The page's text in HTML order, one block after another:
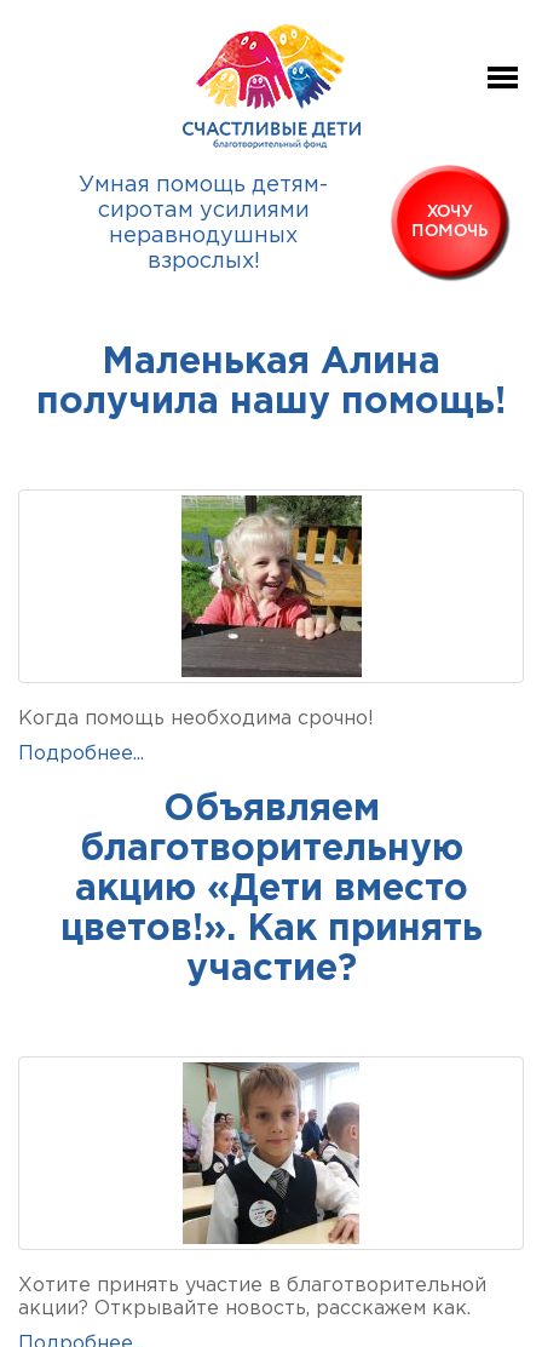
Умная помощь детям-
сиротам усилиями
неравнодушных
взрослых!
ХОЧУ
ПОМОЧЬ
Маленькая Алина
получила нашу помощь!
Когда помощь необходима срочно!
Подробнее...
Объявляем
благотворительную
акцию «Дети вместо
цветов!». Как принять
участие?
Хотите принять участие в благотворительной
акции? Открывайте новость, расскажем как.